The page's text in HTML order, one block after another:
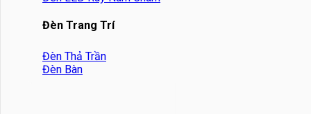
Đèn Trang Trí
Đèn Thả Trần
Đèn Bàn